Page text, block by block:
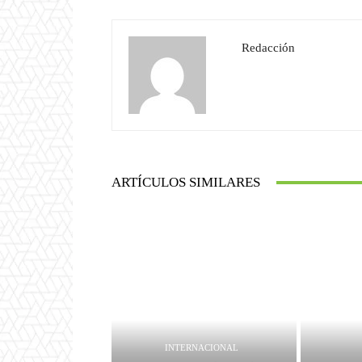
Redacción
ARTÍCULOS SIMILARES
INTERNACIONAL